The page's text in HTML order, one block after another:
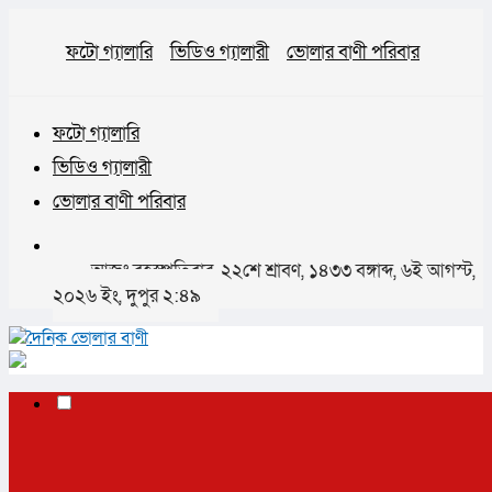
ফটো গ্যালারি ভিডিও গ্যালারী ভোলার বাণী পরিবার
ফটো গ্যালারি
ভিডিও গ্যালারী
ভোলার বাণী পরিবার
আজঃ বৃহস্পতিবার, ২২শে শ্রাবণ, ১৪৩৩ বঙ্গাব্দ, ৬ই আগস্ট,
২০২৬ ইং, দুপুর ২:৪৯
✕